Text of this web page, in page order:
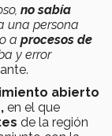
no sabía
una persona
a procesos de
y error
abierto
en el que
de la región